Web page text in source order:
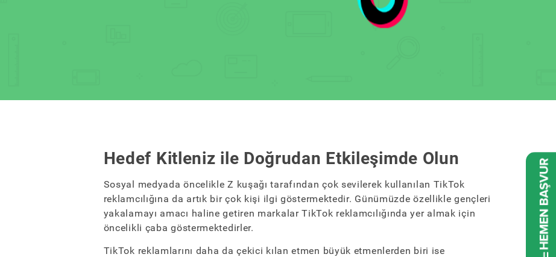
Hedef Kitleniz ile Doğrudan Etkileşimde Olun
Sosyal medyada öncelikle Z kuşağı tarafından çok sevilerek kullanılan TikTok
reklamcılığına da artık bir çok kişi ilgi göstermektedir. Günümüzde özellikle gençleri
yakalamayı amacı haline getiren markalar TikTok reklamcılığında yer almak için
öncelikli çaba göstermektedirler.
TikTok reklamlarını daha da çekici kılan etmen büyük etmenlerden biri ise